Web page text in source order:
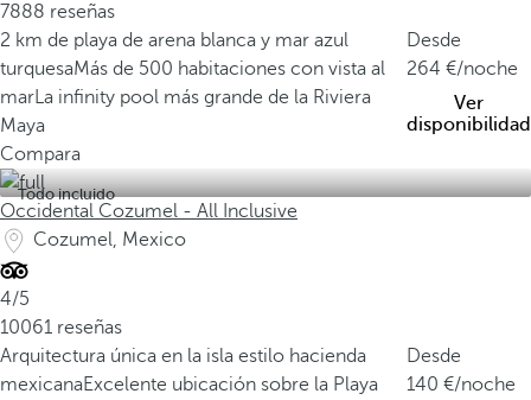
7888 reseñas
2 km de playa de arena blanca y mar azul
turquesaMás de 500 habitaciones con vista al
marLa infinity pool más grande de la Riviera
Maya
Desde
264
/noche
Ver
disponibilidad
Compara
Todo incluido
Occidental Cozumel - All Inclusive
Cozumel, Mexico
4/5
10061 reseñas
Arquitectura única en la isla estilo hacienda
mexicanaExcelente ubicación sobre la Playa
Desde
140
/noche